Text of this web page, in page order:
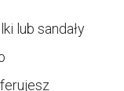
lub sandały